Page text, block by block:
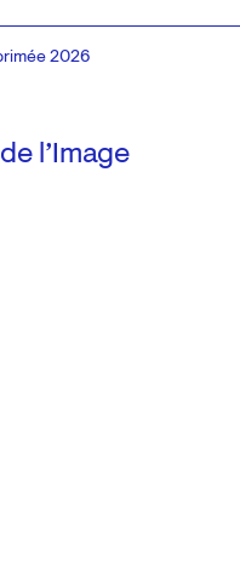
l’Image
2026